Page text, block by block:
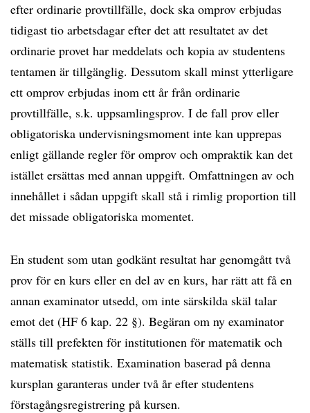
efter ordinarie provtillfälle, dock ska omprov erbjudas
tidigast tio arbetsdagar efter det att resultatet av det
ordinarie provet har meddelats och kopia av studentens
tentamen är tillgänglig. Dessutom skall minst ytterligare
ett omprov erbjudas inom ett år från ordinarie
provtillfälle, s.k. uppsamlingsprov. I de fall prov eller
obligatoriska undervisningsmoment inte kan upprepas
enligt gällande regler för omprov och ompraktik kan det
istället ersättas med annan uppgift. Omfattningen av och
innehållet i sådan uppgift skall stå i rimlig proportion till
det missade obligatoriska momentet.
En student som utan godkänt resultat har genomgått två
prov för en kurs eller en del av en kurs, har rätt att få en
annan examinator utsedd, om inte särskilda skäl talar
emot det (HF 6 kap. 22 §). Begäran om ny examinator
ställs till prefekten för institutionen för matematik och
matematisk statistik. Examination baserad på denna
kursplan garanteras under två år efter studentens
förstagångsregistrering på kursen.